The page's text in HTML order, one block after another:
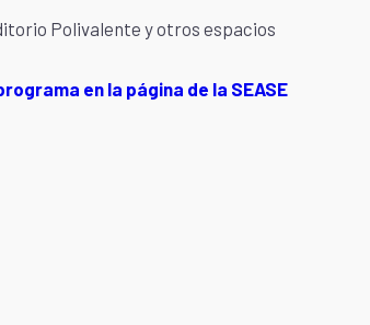
Polivalente y otros espacios
en la página de la SEASE